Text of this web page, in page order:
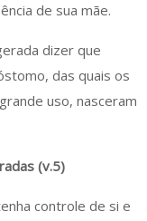
de sua mãe.
dizer que
das quais os
uso, nasceram
(v.5)
controle de si e